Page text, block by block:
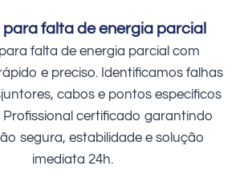
para falta de energia parcial
falta de energia parcial com
e preciso. Identificamos falhas
cabos e pontos específicos
certificado garantindo
segura, estabilidade e solução
imediata 24h.